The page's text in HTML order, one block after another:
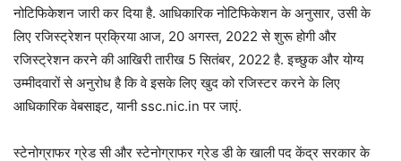
नोटिफिकेशन जारी कर दिया है. आधिकारिक नोटिफिकेशन के अनुसार, उसी के
लिए रजिस्ट्रेशन प्रक्रिया आज, 20 अगस्त, 2022 से शुरू होगी और
रजिस्ट्रेशन करने की आखिरी तारीख 5 सितंबर, 2022 है. इच्छुक और योग्य
उम्मीदवारों से अनुरोध है कि वे इसके लिए खुद को रजिस्टर करने के लिए
आधिकारिक वेबसाइट, यानी ssc.nic.in पर जाएं.
स्टेनोग्राफर ग्रेड सी और स्टेनोग्राफर ग्रेड डी के खाली पद केंद्र सरकार के